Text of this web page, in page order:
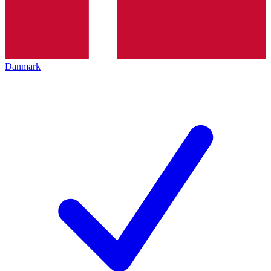
Danmark